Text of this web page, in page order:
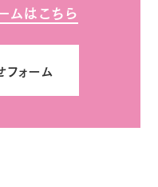
ムはこちら
ォーム